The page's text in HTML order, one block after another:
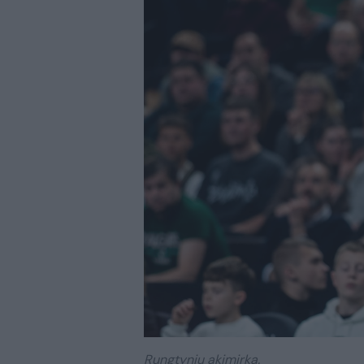
Rungtynių akimirka.